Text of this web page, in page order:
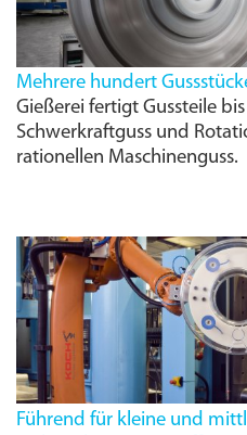
Mehrere hundert
Gießerei fertigt Gussteile
Schwerkraftguss und
rationellen Maschinenguss.
Führend für kleine und